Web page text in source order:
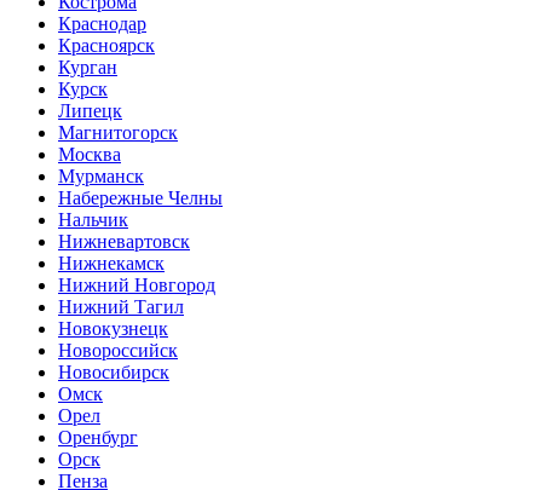
Краснодар
Красноярск
Курган
Курск
Липецк
Магнитогорск
Москва
Мурманск
Набережные Челны
Нальчик
Нижневартовск
Нижнекамск
Нижний Новгород
Нижний Тагил
Новокузнецк
Новороссийск
Новосибирск
Омск
Орел
Оренбург
Орск
Пенза